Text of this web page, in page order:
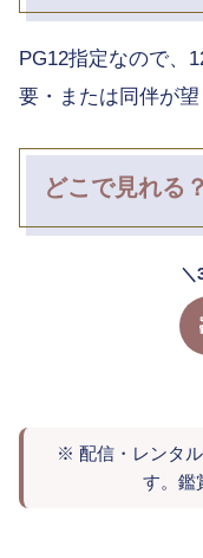
PG12指定なので、
要・または同伴が望
どこで見れる？
＼
※ 配信・レンタ
す。鑑